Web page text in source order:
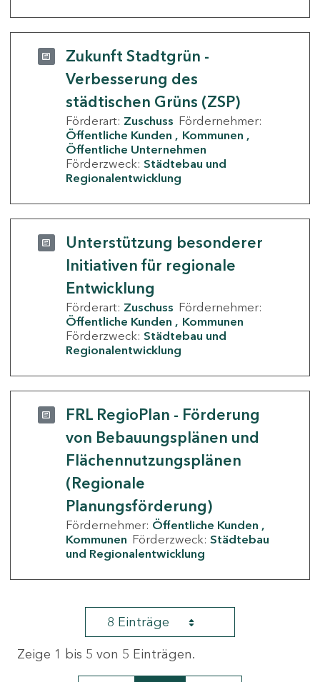
Zukunft Stadtgrün -
Verbesserung des
städtischen Grüns (ZSP)
Förderart: Zuschuss Fördernehmer:
Öffentliche Kunden
Kommunen
Öffentliche Unternehmen
Förderzweck: Städtebau und
Regionalentwicklung
Unterstützung besonderer
Initiativen für regionale
Entwicklung
Förderart: Zuschuss Fördernehmer:
Öffentliche Kunden
Kommunen
Förderzweck: Städtebau und
Regionalentwicklung
FRL RegioPlan - Förderung
von Bebauungsplänen und
Flächennutzungsplänen
(Regionale
Planungsförderung)
Fördernehmer: Öffentliche Kunden
Kommunen Förderzweck: Städtebau
und Regionalentwicklung
8 Einträge
Zeige 1 bis 5 von 5 Einträgen.